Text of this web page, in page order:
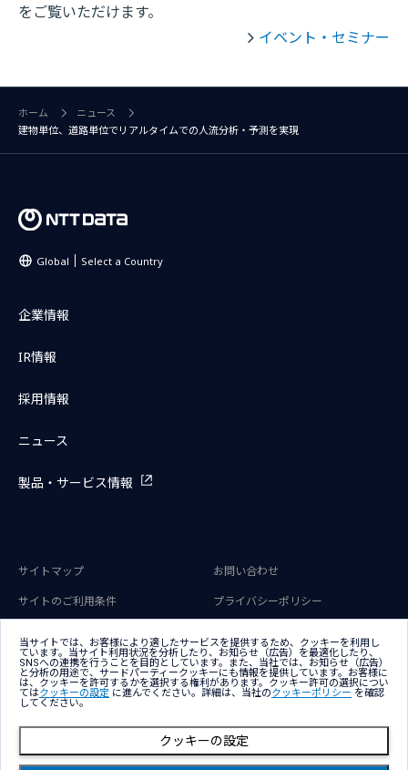
をご覧いただけます。
イベント・セミナー
ホーム
ニュース
建物単位、道路単位でリアルタイムでの人流分析・予測を実現
Global Select a Country
企業情報
IR情報
採用情報
ニュース
製品・サービス情報
サイトマップ
お問い合わせ
サイトのご利用条件
プライバシーポリシー
クッキー（Cookie）プリファレン
ス
当サイトでは、お客様により適したサービスを提供するため、クッキーを利用し
ています。当サイト利用状況を分析したり、お知らせ（広告）を最適化したり、
SNSへの連携を行うことを目的としています。また、当社では、お知らせ（広告）
と分析の用途で、サードパーティークッキーにも情報を提供しています。お客様に
は、クッキーを許可するかを選択する権利があります。クッキー許可の選択につい
てはクッキーの設定 に進んでください。詳細は、当社のクッキーポリシー を確認
してください。
クッキーの設定